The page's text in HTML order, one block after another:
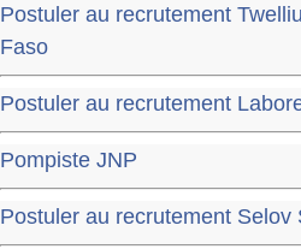
Postuler au recrutement
Faso
Postuler au recrutement
Pompiste JNP
Postuler au recrutement Selov